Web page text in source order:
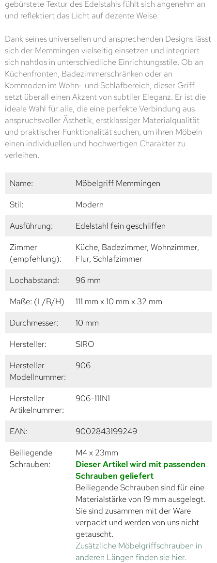
gebürstete Textur des Edelstahls fühlt sich angenehm an
und reflektiert das Licht auf dezente Weise.
Dank seines universellen und ansprechenden Designs lässt
sich der Memmingen vielseitig einsetzen und integriert
sich nahtlos in unterschiedliche Einrichtungsstile. Ob an
Küchenfronten, Badezimmerschränken oder an
Kommoden im Wohn- und Schlafbereich, dieser Griff
setzt überall einen Akzent von subtiler Eleganz. Er ist die
ideale Wahl für alle, die eine perfekte Verbindung aus
anspruchsvoller Ästhetik, erstklassiger Materialqualität
und praktischer Funktionalität suchen, um ihren Möbeln
einen individuellen und hochwertigen Charakter zu
verleihen.
Name:
Möbelgriff Memmingen
Stil:
Modern
Ausführung:
Edelstahl fein geschliffen
Zimmer
(empfehlung):
Küche, Badezimmer, Wohnzimmer,
Flur, Schlafzimmer
Lochabstand:
96 mm
Maße: (L/B/H)
111 mm x 10 mm x 32 mm
Durchmesser:
10 mm
Hersteller:
SIRO
Hersteller
Modellnummer:
906
Hersteller
Artikelnummer:
906-111N1
EAN:
9002843199249
Beiliegende
Schrauben:
M4 x 23mm
Dieser Artikel wird mit passenden
Schrauben geliefert
Beiliegende Schrauben sind für eine
Materialstärke von 19 mm ausgelegt.
Sie sind zusammen mit der Ware
verpackt und werden von uns nicht
getauscht.
Zusätzliche Möbelgriffschrauben in
anderen Längen finden sie hier.